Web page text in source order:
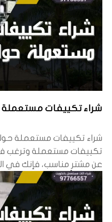
شراء تكييفات مستعملة حولي
شراء تكييفات مستعملة
تكييفات مستعملة وترغب
عن مشترٍ مناسب، فإنك في